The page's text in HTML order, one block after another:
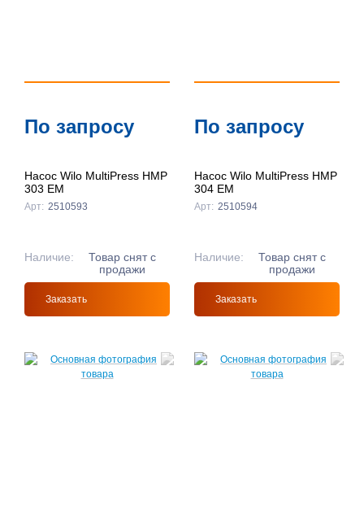
↑
По запросу
Насос Wilo MultiPress HMP
303 EM
Арт: 2510593
Наличие:
Товар снят с
продажи
Заказать
По запросу
Насос Wilo MultiPress HMP
304 EM
Арт: 2510594
Наличие:
Товар снят с
продажи
Заказать